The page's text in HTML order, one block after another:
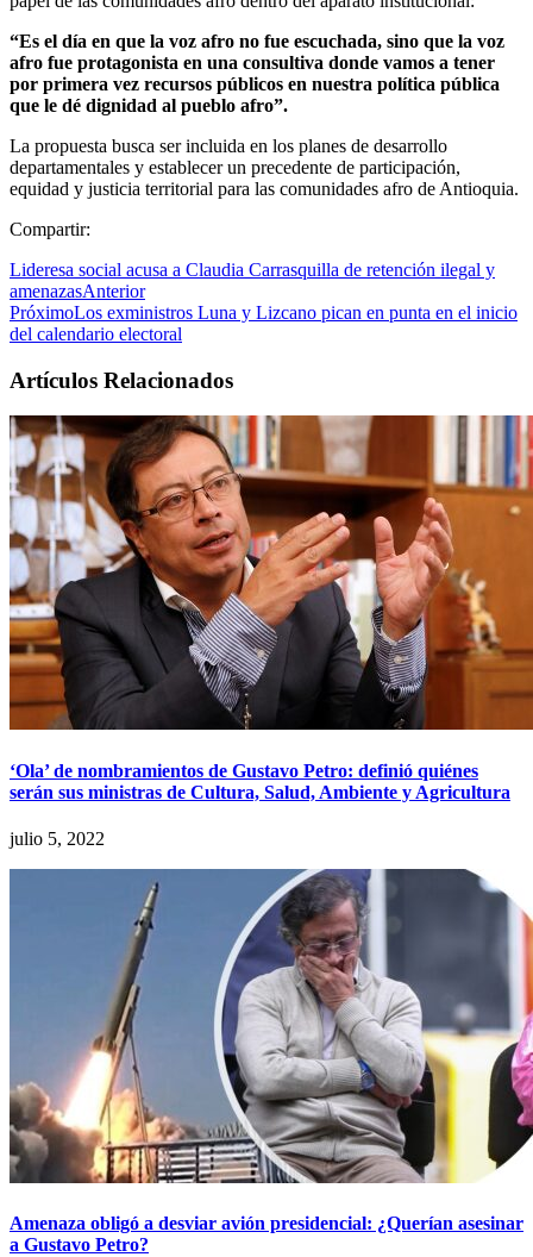
“Es el día en que la voz afro no fue escuchada, sino que la voz
afro fue protagonista en una consultiva donde vamos a tener
por primera vez recursos públicos en nuestra política pública
que le dé dignidad al pueblo afro”.
La propuesta busca ser incluida en los planes de desarrollo
departamentales y establecer un precedente de participación,
equidad y justicia territorial para las comunidades afro de Antioquia.
Compartir:
Lideresa social acusa a Claudia Carrasquilla de retención ilegal y
amenazasAnterior
PróximoLos exministros Luna y Lizcano pican en punta en el inicio
del calendario electoral
Artículos Relacionados
‘Ola’ de nombramientos de Gustavo Petro: definió quiénes
serán sus ministras de Cultura, Salud, Ambiente y Agricultura
julio 5, 2022
Amenaza obligó a desviar avión presidencial: ¿Querían asesinar
a Gustavo Petro?